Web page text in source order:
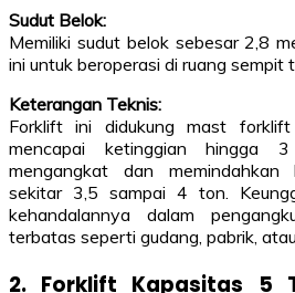
Sudut Belok:
Memiliki sudut belok sebesar 2,8
ini untuk beroperasi di ruang sempit
Keterangan Teknis:
Forklift ini didukung mast
mencapai ketinggian hingga
mengangkat dan
sekitar 3,5 sampai 4 ton.
kehandalannya dalam
terbatas seperti gudang, pabrik,
2. Forklift Kapasitas 5